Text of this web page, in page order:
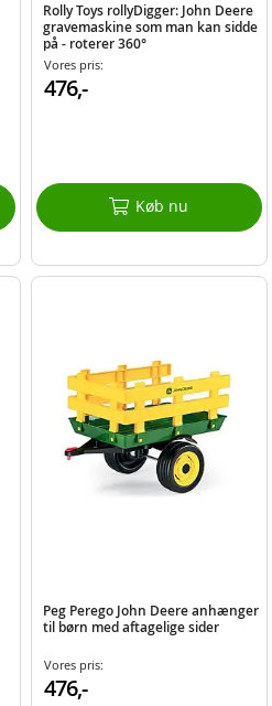
Rolly Toys rollyDigger: John Deere
gravemaskine som man kan sidde
på - roterer 360°
Vores pris:
476,-
Køb nu
Peg Perego John Deere anhænger
til børn med aftagelige sider
Vores pris:
476,-